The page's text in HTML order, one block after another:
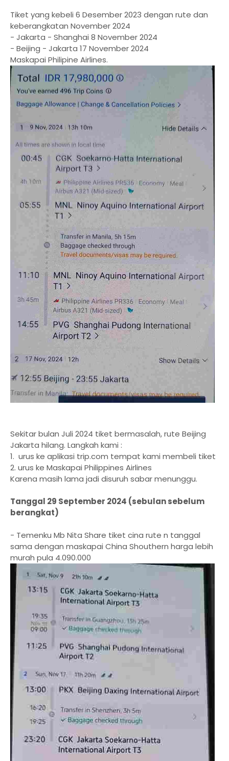
Tiket yang kebeli 6 Desember 2023 dengan rute dan
keberangkatan November 2024
- Jakarta - Shanghai 8 November 2024
- Beijing - Jakarta 17 November 2024
Maskapai Philipine Airlines.
Sekitar bulan Juli 2024 tiket bermasalah, rute Beijing
Jakarta hilang. Langkah kami :
1. urus ke aplikasi trip.com tempat kami membeli tiket
2. urus ke Maskapai Philippines Airlines
Karena masih lama jadi disuruh sabar menunggu.
Tanggal 29 September 2024 (sebulan sebelum
berangkat)
- Temenku Mb Nita Share tiket cina rute n tanggal
sama dengan maskapai China Shouthern harga lebih
murah pula 4.090.000